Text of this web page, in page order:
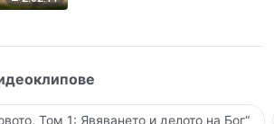
Том 1: Явяването и делото на Бог“